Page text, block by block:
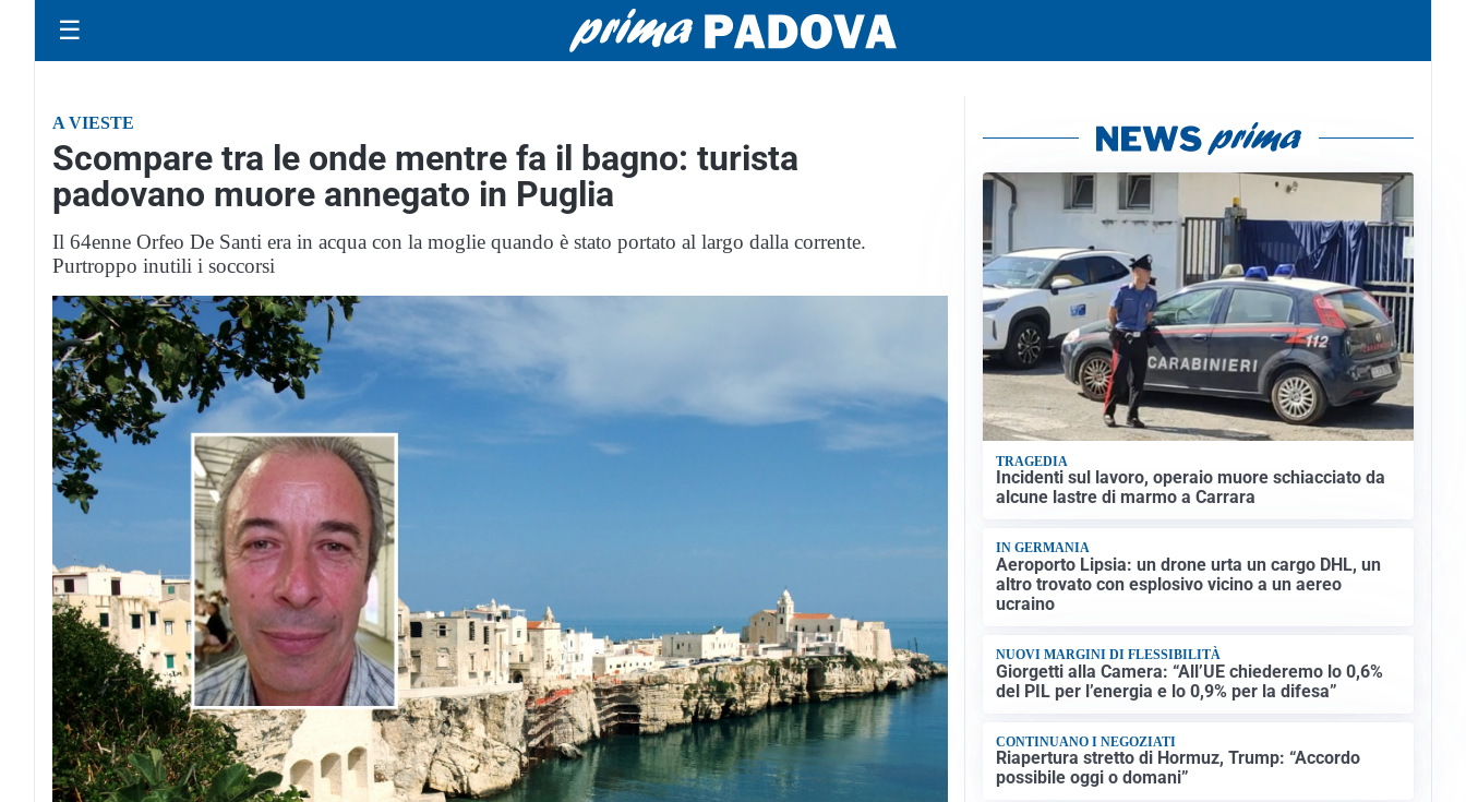
☰
A VIESTE
Scompare tra le onde mentre fa il bagno: turista
padovano muore annegato in Puglia
Il 64enne Orfeo De Santi era in acqua con la moglie quando è stato portato al largo dalla corrente.
Purtroppo inutili i soccorsi
TRAGEDIA
Incidenti sul lavoro, operaio muore schiacciato da
alcune lastre di marmo a Carrara
IN GERMANIA
Aeroporto Lipsia: un drone urta un cargo DHL, un
altro trovato con esplosivo vicino a un aereo
ucraino
NUOVI MARGINI DI FLESSIBILITÀ
Giorgetti alla Camera: “All’UE chiederemo lo 0,6%
del PIL per l’energia e lo 0,9% per la difesa”
CONTINUANO I NEGOZIATI
Riapertura stretto di Hormuz, Trump: “Accordo
possibile oggi o domani”